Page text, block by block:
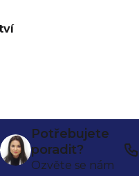
Potřebujete
poradit?
Ozvěte se nám